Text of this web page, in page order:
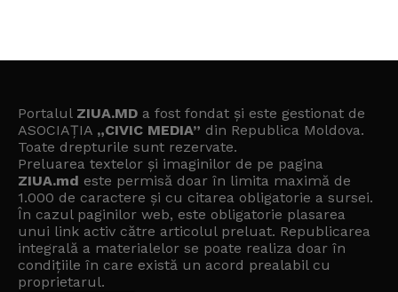
Portalul ZIUA.MD a fost fondat și este gestionat de
ASOCIAȚIA „CIVIC MEDIA” din Republica Moldova.
Toate drepturile sunt rezervate.
Preluarea textelor și imaginilor de pe pagina
ZIUA.md este permisă doar în limita maximă de
1.000 de caractere și cu citarea obligatorie a sursei.
În cazul paginilor web, este obligatorie plasarea
unui link activ către articolul preluat. Republicarea
integrală a materialelor se poate realiza doar în
condițiile în care există un acord prealabil cu
proprietarul.